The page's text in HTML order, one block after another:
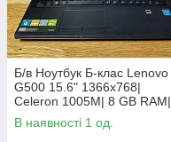
Б/в Ноутбук Б-клас Lenovo
G500 15.6" 1366x768|
Celeron 1005M| 8 GB RAM|
128 GB SSD| HD
В наявності 1 од.